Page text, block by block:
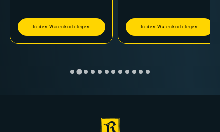
In den Warenkorb legen In den Warenkorb legen